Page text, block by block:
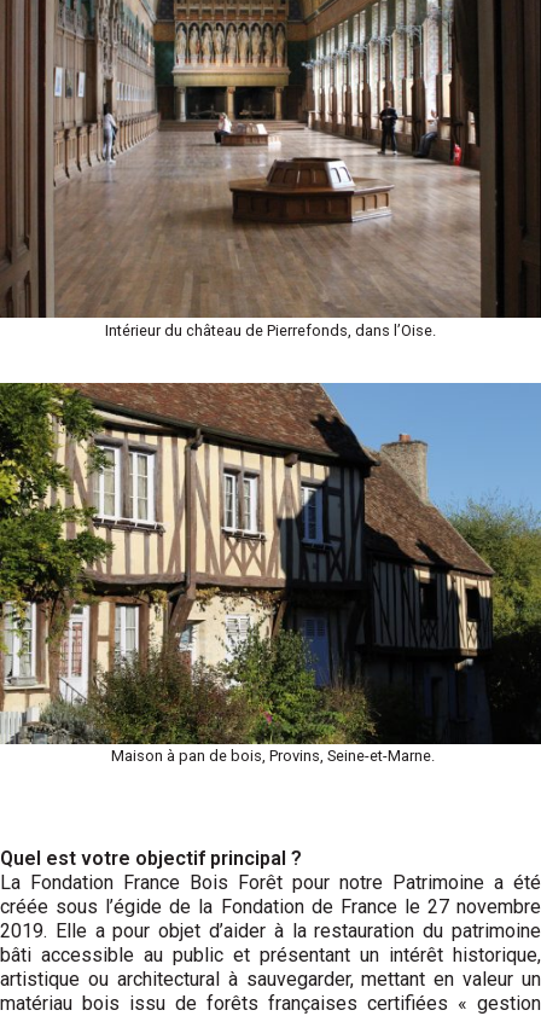
Intérieur du château de Pierrefonds, dans l’Oise.
Maison à pan de bois, Provins, Seine-et-Marne.
Quel est votre objectif principal ?
La Fondation France Bois Forêt pour notre Patrimoine a été
créée sous l’égide de la Fondation de France le 27 novembre
2019. Elle a pour objet d’aider à la restauration du patrimoine
bâti accessible au public et présentant un intérêt historique,
artistique ou architectural à sauvegarder, mettant en valeur un
matériau bois issu de forêts françaises certifiées « gestion